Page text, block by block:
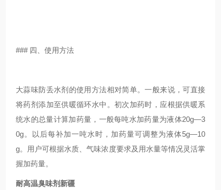
### 四、使用方法
大蒜味防丢水剂的使用方法相对简单。一般来说，可直接
将药剂添加至供暖循环水中。初次加药时，应根据供暖系
统水的总量计算加药量，一般每吨水加药量为液体20g—3
0g。以后每补加一吨水时，加药量可调整为液体5g—10
g。用户可根据水质、气味浓度要求及用水量等情况灵活掌
握加药量。
耐高温臭味剂新疆